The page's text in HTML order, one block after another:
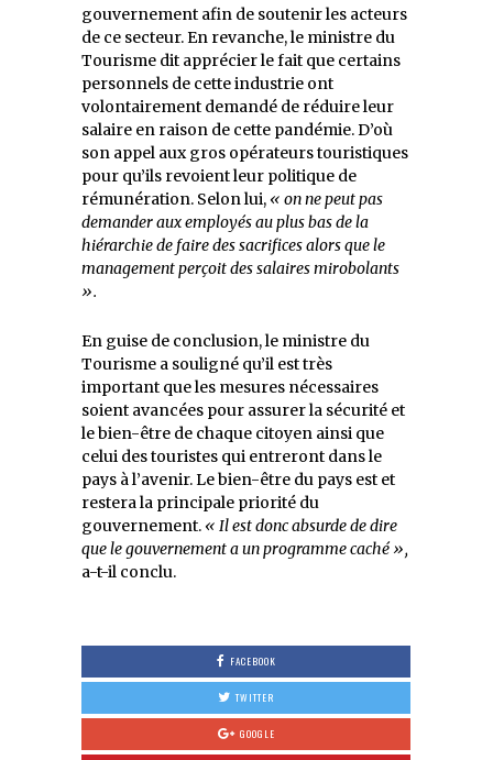
gouvernement afin de soutenir les acteurs
de ce secteur. En revanche, le ministre du
Tourisme dit apprécier le fait que certains
personnels de cette industrie ont
volontairement demandé de réduire leur
salaire en raison de cette pandémie. D’où
son appel aux gros opérateurs touristiques
pour qu’ils revoient leur politique de
rémunération. Selon lui, « on ne peut pas
demander aux employés au plus bas de la
hiérarchie de faire des sacrifices alors que le
management perçoit des salaires mirobolants
».
En guise de conclusion, le ministre du
Tourisme a souligné qu’il est très
important que les mesures nécessaires
soient avancées pour assurer la sécurité et
le bien-être de chaque citoyen ainsi que
celui des touristes qui entreront dans le
pays à l’avenir. Le bien-être du pays est et
restera la principale priorité du
gouvernement. « Il est donc absurde de dire
que le gouvernement a un programme caché »,
a-t-il conclu.
FACEBOOK
TWITTER
GOOGLE